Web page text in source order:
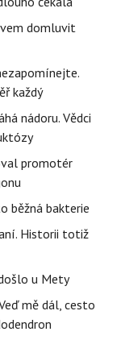
domluvit
každý
nádoru. Vědci
promotér
běžná bakterie
Historii totiž
u Mety
mě dál, cesto